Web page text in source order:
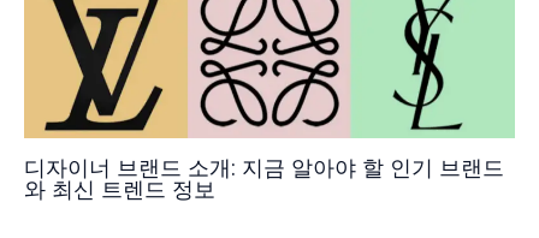
디자이너 브랜드 소개: 지금 알아야 할 인기 브랜드
와 최신 트렌드 정보